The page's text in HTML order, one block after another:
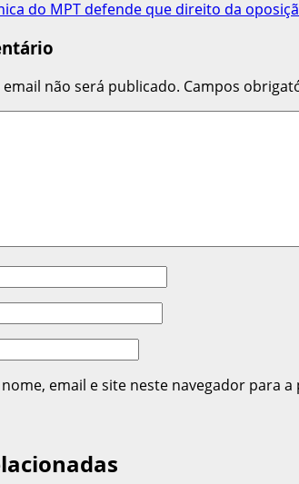
do MPT defende que direito da
não será publicado. Campos
email e site neste navegador para